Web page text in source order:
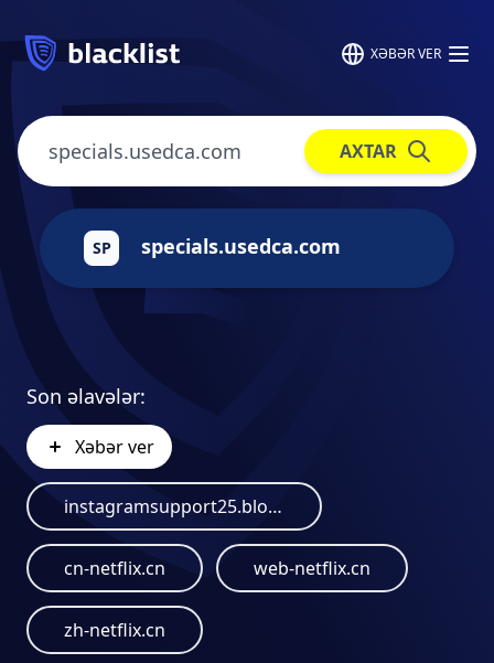
XƏBƏR VER
AXTAR
SP specials.usedca.com
Son əlavələr:
Xəbər ver
instagramsupport25.blogspot.com
cn-netflix.cn web-netflix.cn
zh-netflix.cn